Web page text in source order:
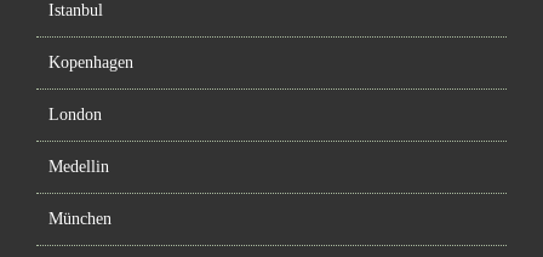
Istanbul
Kopenhagen
London
Medellin
München